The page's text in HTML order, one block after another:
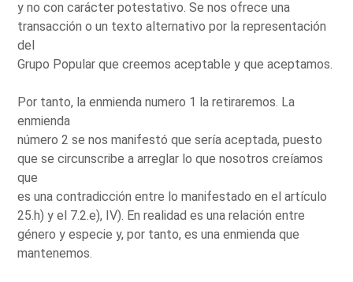
y no con carácter potestativo. Se nos ofrece una
transacción o un texto alternativo por la representación
del
Grupo Popular que creemos aceptable y que aceptamos.
Por tanto, la enmienda numero 1 la retiraremos. La
enmienda
número 2 se nos manifestó que sería aceptada, puesto
que se circunscribe a arreglar lo que nosotros creíamos
que
es una contradicción entre lo manifestado en el artículo
25.h) y el 7.2.e), IV). En realidad es una relación entre
género y especie y, por tanto, es una enmienda que
mantenemos.